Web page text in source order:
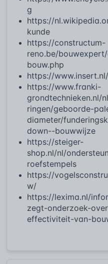
g
https://
kunde
https://constructum-
reno.be/
bouw.php
https://www.insert.nl/
https://www.franki-
grondtechnieken.nl/
ringen/geboorde-
diameter/
down--bouwwijze
https://steiger-
shop.nl/nl/
roefstempels
https://
w/
https://lexima.nl/
zegt-onderzoek-
effectiviteit-van-